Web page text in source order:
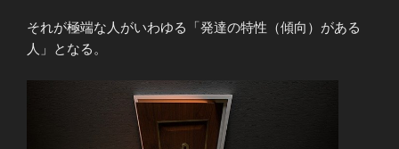
それが極端な人がいわゆる「発達の特性（傾向）がある
人」となる。